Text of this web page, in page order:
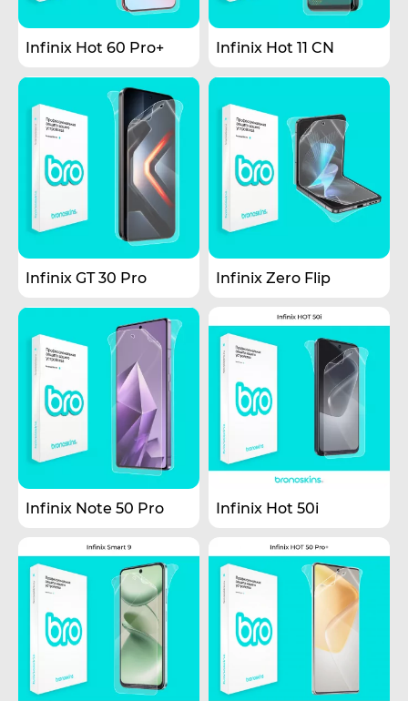
Infinix Hot 60 Pro+ Infinix Hot 11 CN
Infinix GT 30 Pro Infinix Zero Flip
Infinix Note 50 Pro Infinix Hot 50i